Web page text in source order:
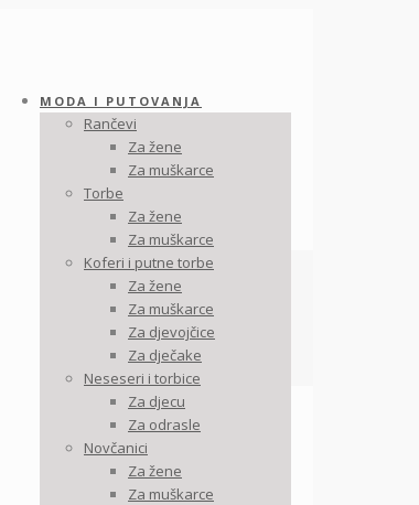
MODA I PUTOVANJA
Rančevi
Za žene
Za muškarce
Torbe
Za žene
Za muškarce
Koferi i putne torbe
Za žene
Za muškarce
Za djevojčice
Za dječake
Neseseri i torbice
Za djecu
Za odrasle
Novčanici
Za žene
Za muškarce